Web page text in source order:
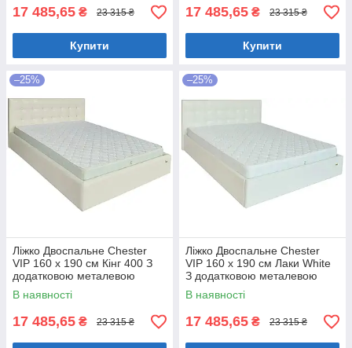
17 485,65 ₴ 23 315 ₴
Купити
17 485,65 ₴ 23 315 ₴
Купити
–25%
Ліжко Двоспальне Chester
VIP 160 х 190 см Кінг 400 З
додатковою металевою
цільнозварною рамою C1
Білий
В наявності
17 485,65 ₴ 23 315 ₴
–25%
Ліжко Двоспальне Chester
VIP 160 х 190 см Лаки White
З додатковою металевою
цільнозварною рамою Білий
В наявності
17 485,65 ₴ 23 315 ₴